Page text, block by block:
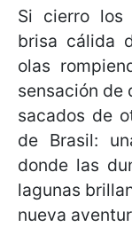
Si cierro los
brisa cálida
olas
sensación de
sacados de
de Brasil:
donde las
lagunas
nueva